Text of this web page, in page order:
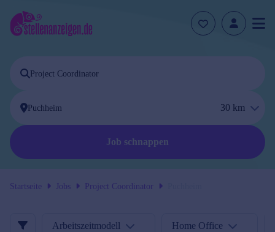
30 km
Job schnappen
Startseite Jobs Project Coordinator
Arbeitszeitmodell Home Office